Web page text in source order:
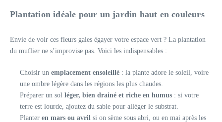
Plantation idéale pour un jardin haut en couleurs
Envie de voir ces fleurs gaies égayer votre espace vert ? La plantation
du muflier ne s’improvise pas. Voici les indispensables :
Choisir un emplacement ensoleillé : la plante adore le soleil, voire
une ombre légère dans les régions les plus chaudes.
Préparer un sol léger, bien drainé et riche en humus : si votre
terre est lourde, ajoutez du sable pour alléger le substrat.
Planter en mars ou avril si on sème sous abri, ou en mai après les